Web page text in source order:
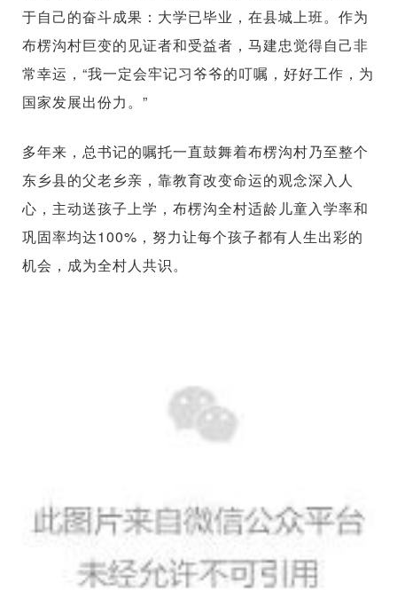
于自己的奋斗成果：大学已毕业，在县城上班。作为
布楞沟村巨变的见证者和受益者，马建忠觉得自己非
常幸运，“我一定会牢记习爷爷的叮嘱，好好工作，为
国家发展出份力。”
多年来，总书记的嘱托一直鼓舞着布楞沟村乃至整个
东乡县的父老乡亲，靠教育改变命运的观念深入人
心，主动送孩子上学，布楞沟全村适龄儿童入学率和
巩固率均达100%，努力让每个孩子都有人生出彩的
机会，成为全村人共识。